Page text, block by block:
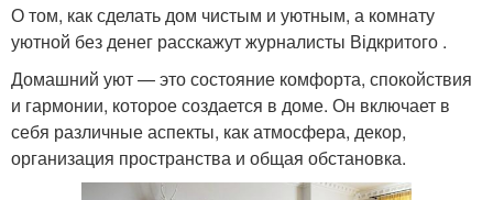
О том, как сделать дом чистым и уютным, а комнату
уютной без денег расскажут журналисты Відкритого .
Домашний уют — это состояние комфорта, спокойствия
и гармонии, которое создается в доме. Он включает в
себя различные аспекты, как атмосфера, декор,
организация пространства и общая обстановка.